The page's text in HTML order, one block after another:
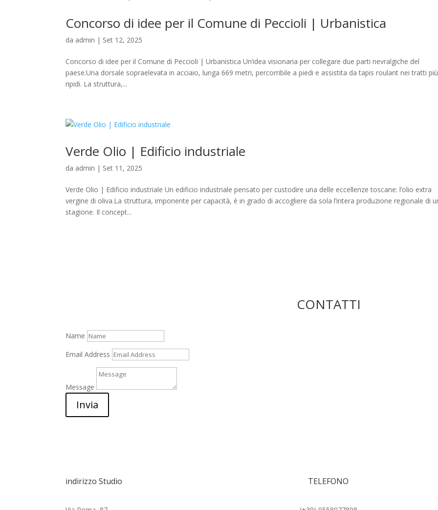
Concorso di idee per il Comune di Peccioli | Urbanistica
da admin | Set 12, 2025
Concorso di idee per il Comune di Peccioli | Urbanistica Un’idea visionaria per collegare due parti nevralgiche del
paese.Una dorsale sopraelevata in acciaio, lunga 669 metri, percorribile a piedi e assistita da tapis roulant nei tratti più
ripidi. La struttura,...
Verde Olio | Edificio industriale
da admin | Set 11, 2025
Verde Olio | Edificio industriale Un edificio industriale pensato per custodire una delle eccellenze toscane: l’olio extra
vergine di oliva.La struttura, imponente per capacità, è in grado di accogliere da sola l’intera produzione regionale di
stagione. Il concept...
CONTATTI
Name
Email Address
Message
Invia
indirizzo Studio TELEFONO